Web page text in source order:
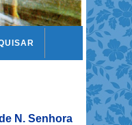
N. Senhora